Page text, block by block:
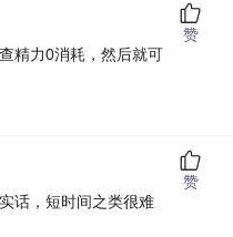
精力0消耗，然后就可
赞
话，短时间之类很难
赞